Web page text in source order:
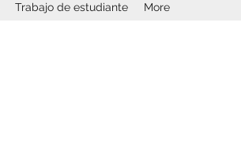
Trabajo de estudiante More